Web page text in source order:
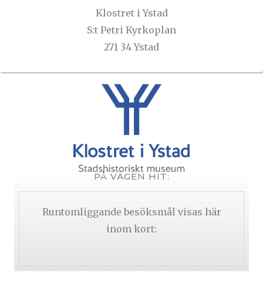
Klostret i Ystad
S:t Petri Kyrkoplan
271 34 Ystad
PÅ VÄGEN HIT:
Runtomliggande besöksmål visas här
inom kort: